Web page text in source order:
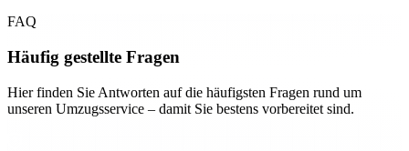
FAQ
Häufig gestellte Fragen
Hier finden Sie Antworten auf die häufigsten Fragen rund um
unseren Umzugsservice – damit Sie bestens vorbereitet sind.